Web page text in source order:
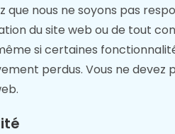
que nous ne soyons pas
du site web ou de tout
si certaines
perdus. Vous ne